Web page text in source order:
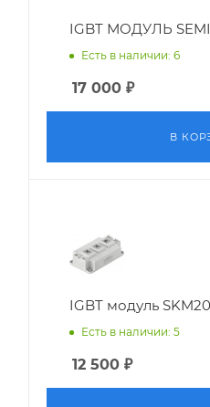
IGBT МОДУЛЬ
Есть в наличии: 6
17 000 ₽
В
IGBT модуль
Есть в наличии: 5
12 500 ₽